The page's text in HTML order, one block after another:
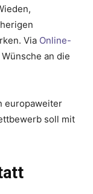
Via Online-
an die
europaweiter
soll mit